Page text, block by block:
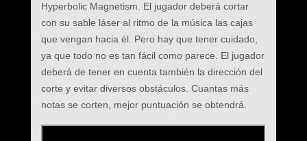
Hyperbolic Magnetism. El jugador deberá cortar
con su sable láser al ritmo de la música las cajas
que vengan hacia él. Pero hay que tener cuidado,
ya que todo no es tan fácil como parece. El jugador
deberá de tener en cuenta también la dirección del
corte y evitar diversos obstáculos. Cuantas más
notas se corten, mejor puntuación se obtendrá.